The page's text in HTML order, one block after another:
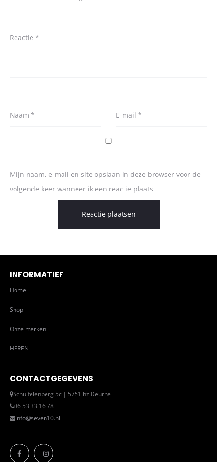
Reactie *
Naam * E-mail *
Mijn naam, e-mail en site opslaan in deze browser voor de
volgende keer wanneer ik een reactie plaats.
INFORMATIEF
Home
Shop
Onze merken
HEREN
CONTACTGEGEVENS
Schuifelenberg 5c | 5751 hz Deurne
06 53 33 16 78
info@seven10.nl